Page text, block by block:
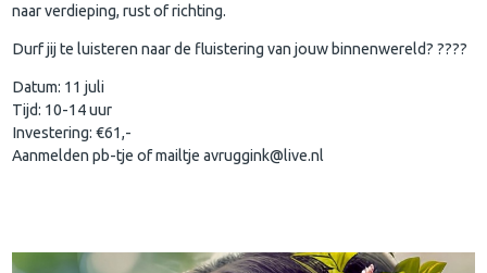
naar verdieping, rust of richting.
Durf jij te luisteren naar de fluistering van jouw binnenwereld? ????
Datum: 11 juli
Tijd: 10-14 uur
Investering: €61,-
Aanmelden pb-tje of mailtje avruggink@live.nl